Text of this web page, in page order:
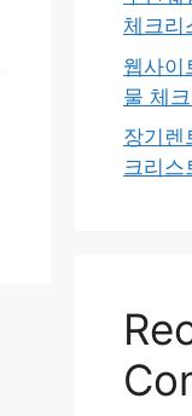
체크리
웹사이
물 체
장기렌
크리스